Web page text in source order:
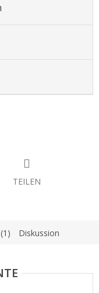
TEILEN
Diskussion